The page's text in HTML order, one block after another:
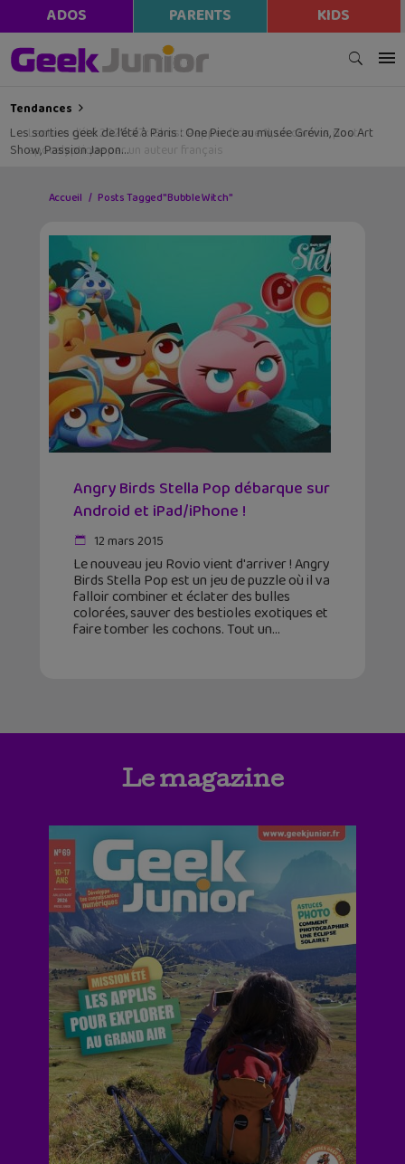
ADOS PARENTS KIDS
Tendances
Les sorties geek de l’été à Paris : One Piece au musée Grévin, Zoo Art
Show, Passion Japon…
Accueil Posts Tagged "Bubble Witch"
Angry Birds Stella Pop débarque sur
Android et iPad/iPhone !
12 mars 2015
Le nouveau jeu Rovio vient d'arriver ! Angry
Birds Stella Pop est un jeu de puzzle où il va
falloir combiner et éclater des bulles
colorées, sauver des bestioles exotiques et
faire tomber les cochons. Tout un
Le magazine